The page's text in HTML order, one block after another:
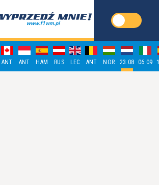
ANT ANT HAM RUS LEC ANT NOR 23.08 06.09